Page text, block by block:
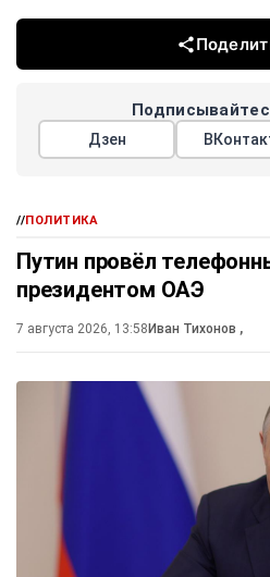
Дзен
//ПОЛИТИКА
Путин провёл
президентом ОАЭ
7 августа 2026, 13:58 Иван Тихонов ,